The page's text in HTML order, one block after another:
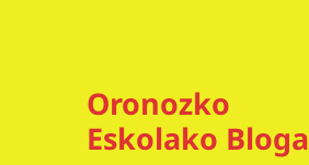
Oronozko
Eskolako Bloga